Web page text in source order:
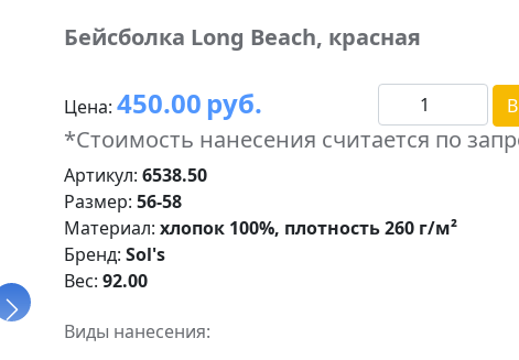
Бейсболка Long Beach, красная
Цена: 450.00 руб.
*Стоимость нанесения считается по
Артикул: 6538.50
Размер: 56-58
Материал: хлопок 100%, плотность 260 г/м²
Бренд: Sol's
Вес: 92.00
Виды нанесения: